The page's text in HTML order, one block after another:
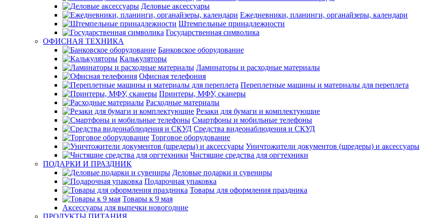
Деловые аксессуары
Ежедневники, планинги, органайзеры, календари
Штемпельные принадлежности
Государственная символика
ОФИСНАЯ ТЕХНИКА
Банковское оборудование
Калькуляторы
Ламинаторы и расходные материалы
Офисная телефония
Переплетные машины и материалы для переплета
Принтеры, МФУ, сканеры
Расходные материалы
Резаки для бумаги и комплектующие
Смартфоны и мобильные телефоны
Средства видеонаблюдения и СКУД
Торговое оборудование
Уничтожители документов (шредеры) и аксессуары
Чистящие средства для оргтехники
ПОДАРКИ И ПРАЗДНИК
Деловые подарки и сувениры
Подарочная упаковка
Товары для оформления праздника
Товары к 9 мая
Аксессуары для выпечки новогодние
ПРОДУКТЫ ПИТАНИЯ